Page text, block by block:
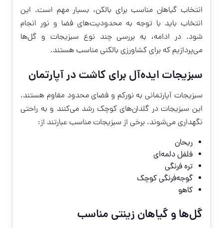
انتخاب گیاهان مناسب برای بالکن، بسیار مهم است. این
انتخاب باید با توجه به محدودیت‌های فضا و نور انجام
شود. در ادامه، به بررسی چند نوع سبزیجات و گل‌ها
می‌پردازیم که برای کشاورزی بالکنی مناسب هستند.
سبزیجات ایده‌آل برای کاشت در آپارتمان
سبزیجات آپارتمانی به نورکم و فضای محدود مقاوم هستند.
این سبزیجات در گلدان‌های کوچک رشد می‌کنند و به راحتی
نگهداری می‌شوند. برخی از سبزیجات مناسب عبارتند از:
ریحان
فلفل دلمه‌ای
تره فرنگی
گوجه‌فرنگی کوچک
کاهو
گل‌ها و گیاهان زینتی مناسب